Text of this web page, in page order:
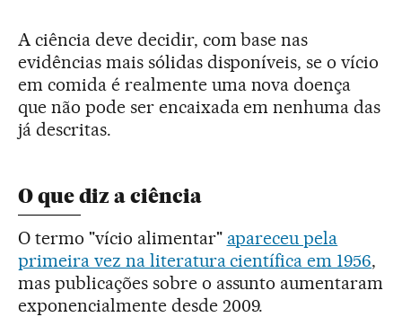
A ciência deve decidir, com base nas
evidências mais sólidas disponíveis, se o vício
em comida é realmente uma nova doença
que não pode ser encaixada em nenhuma das
já descritas.
O que diz a ciência
O termo "vício alimentar" apareceu pela
primeira vez na literatura científica em 1956,
mas publicações sobre o assunto aumentaram
exponencialmente desde 2009.